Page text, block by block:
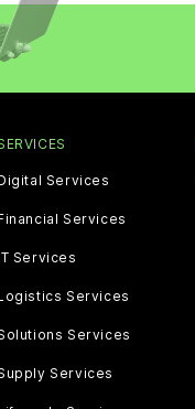
Services
Services
Services
Services
Services
Services